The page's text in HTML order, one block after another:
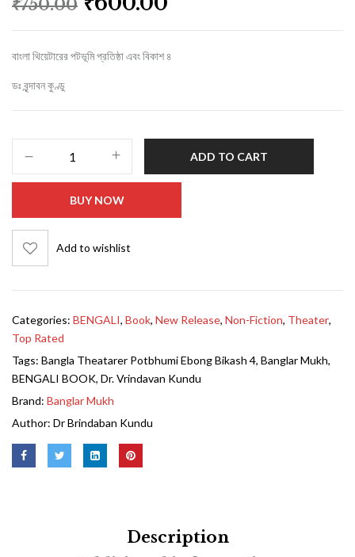
₹750.00
বাংলা থিয়েটারের পটভূমি প্রতিষ্ঠা এবং বিকাশ ৪
ডঃ বৃন্দাবন কুণ্ডু
ADD TO CART
BUY NOW
Add to wishlist
Categories: BENGALI, Book, New Release, Non-Fiction, Theater,
Top Rated
Tags: Bangla Theatarer Potbhumi Ebong Bikash 4, Banglar Mukh,
BENGALI BOOK, Dr. Vrindavan Kundu
Brand: Banglar Mukh
Author: Dr Brindaban Kundu
Description